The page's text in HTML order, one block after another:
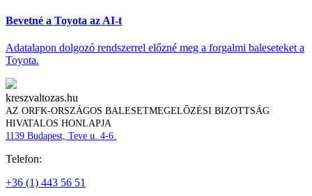
Bevetné a Toyota az AI-t
Adatalapon dolgozó rendszerrel előzné meg a forgalmi baleseteket a
Toyota.
kreszvaltozas.hu
AZ ORFK-ORSZÁGOS BALESETMEGELŐZÉSI BIZOTTSÁG
HIVATALOS HONLAPJA
1139 Budapest, Teve u. 4-6.
Telefon:
+36 (1) 443 56 51